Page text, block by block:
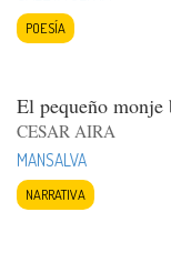
POESÍA
El pequeño monje
CESAR AIRA
MANSALVA
NARRATIVA